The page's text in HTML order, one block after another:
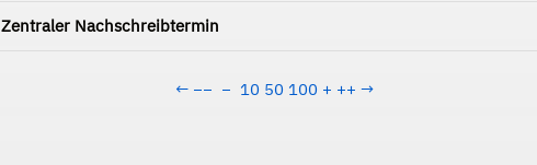
Zentraler Nachschreibtermin
← −− − 10 50 100 + ++ →